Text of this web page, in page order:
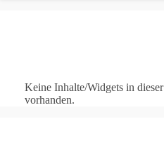
Keine Inhalte/Widgets in
vorhanden.